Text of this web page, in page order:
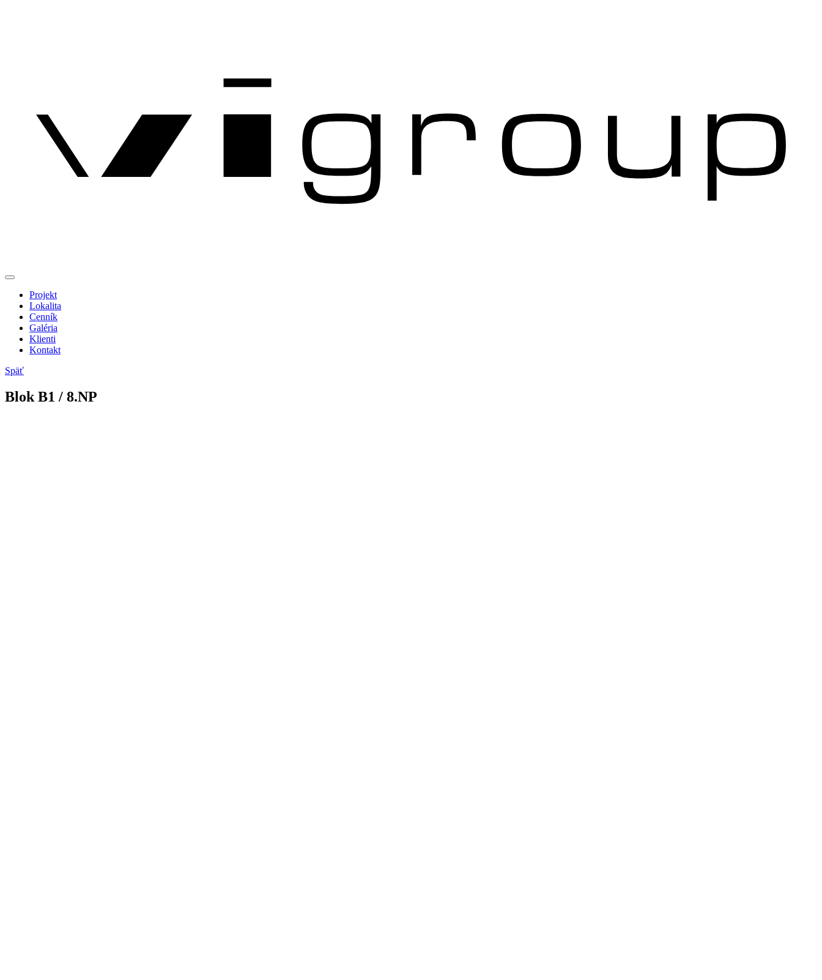
Projekt
Lokalita
Cenník
Galéria
Klienti
Kontakt
Späť
Blok B1 / 8.NP